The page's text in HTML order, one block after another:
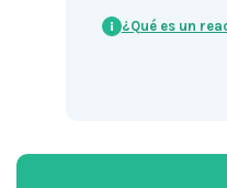
i ¿Qué es un